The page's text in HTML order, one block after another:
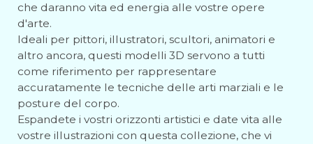
che daranno vita ed energia alle vostre opere
d'arte.
Ideali per pittori, illustratori, scultori, animatori e
altro ancora, questi modelli 3D servono a tutti
come riferimento per rappresentare
accuratamente le tecniche delle arti marziali e le
posture del corpo.
Espandete i vostri orizzonti artistici e date vita alle
vostre illustrazioni con questa collezione, che vi